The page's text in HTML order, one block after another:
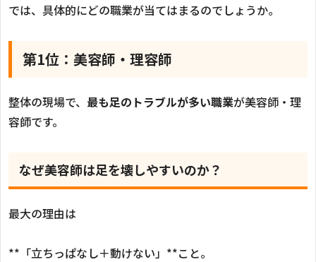
では、具体的にどの職業が当てはまるのでしょうか。
第1位：美容師・理容師
整体の現場で、 最も足のトラブルが多い職業が美容師・理
容師です。
なぜ美容師は足を壊しやすいのか？
最大の理由は
**「立ちっぱなし＋動けない」**こと。